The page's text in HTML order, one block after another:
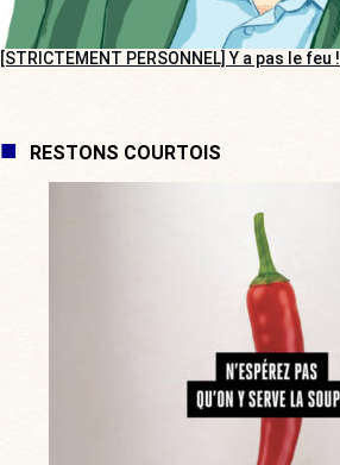
[STRICTEMENT PERSONNEL] Y a pas le feu !
RESTONS COURTOIS